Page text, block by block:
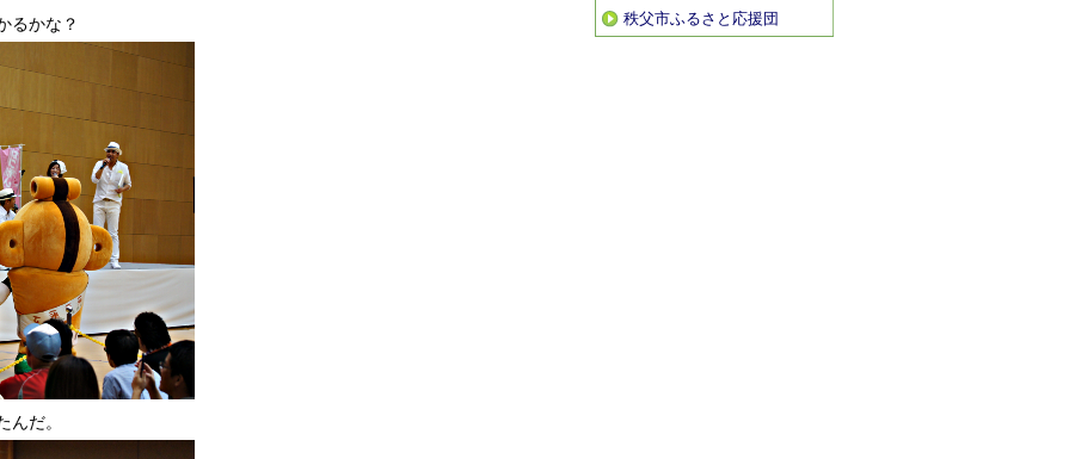
るかな？
んだ。
秩父市ふるさと応援団